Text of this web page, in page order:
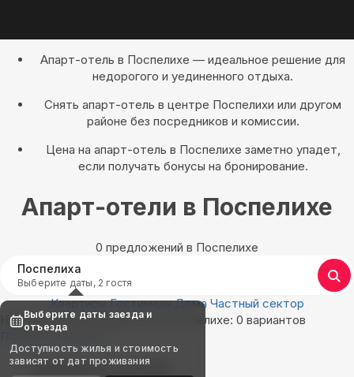
Апарт-отель в Поспелихе — идеальное решение для
недорогого и уединенного отдыха.
Снять апарт-отель в центре Поспелихи или другом
районе без посредников и комиссии.
Цена на апарт-отель в Поспелихе заметно упадет,
если получать бонусы на бронирование.
Апарт-отели в Поспелихе
0 предложений в Поспелихе
Поспелиха
Выберите даты, 2 гостя
Квартиры Гостиницы Дома Частный сектор
Найдём, где остановиться в Поспелихе: 0 вариантов
Показать на карте
Выбирайте лучшее
Выберите даты заезда и
отъезда
Доступность жилья и стоимость
зависят от дат проживания